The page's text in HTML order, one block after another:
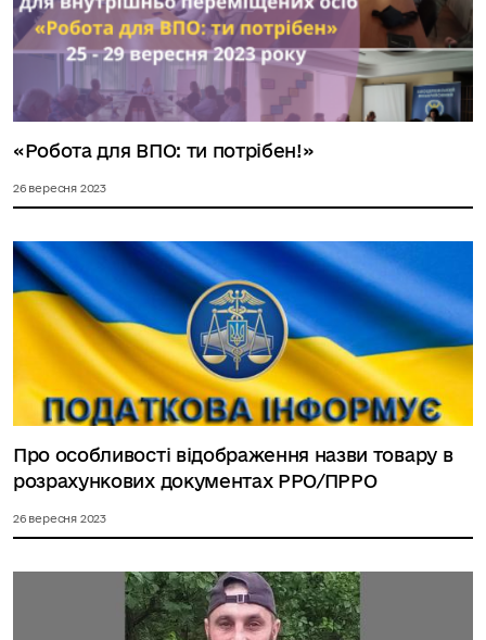
«Робота для ВПО: ти потрібен!»
26 вересня 2023
Про особливості відображення назви товару в
розрахункових документах РРО/ПРРО
26 вересня 2023